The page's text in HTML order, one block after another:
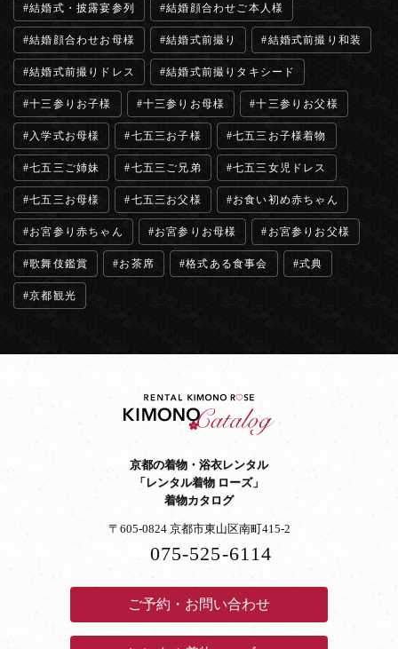
結婚式・披露宴参列 結婚顔合わせご本人様
結婚顔合わせお母様 結婚式前撮り 結婚式前撮り和装
結婚式前撮りドレス 結婚式前撮りタキシード
十三参りお子様 十三参りお母様 十三参りお父様
入学式お母様 七五三お子様 七五三お子様着物
七五三ご姉妹 七五三ご兄弟 七五三女児ドレス
七五三お母様 七五三お父様 お食い初め赤ちゃん
お宮参り赤ちゃん お宮参りお母様 お宮参りお父様
歌舞伎鑑賞 お茶席 格式ある食事会 式典
京都観光
京都の着物・浴衣レンタル
「レンタル着物 ローズ」
着物カタログ
〒605-0824 京都市東山区南町415-2
075-525-6114
ご予約・お問い合わせ